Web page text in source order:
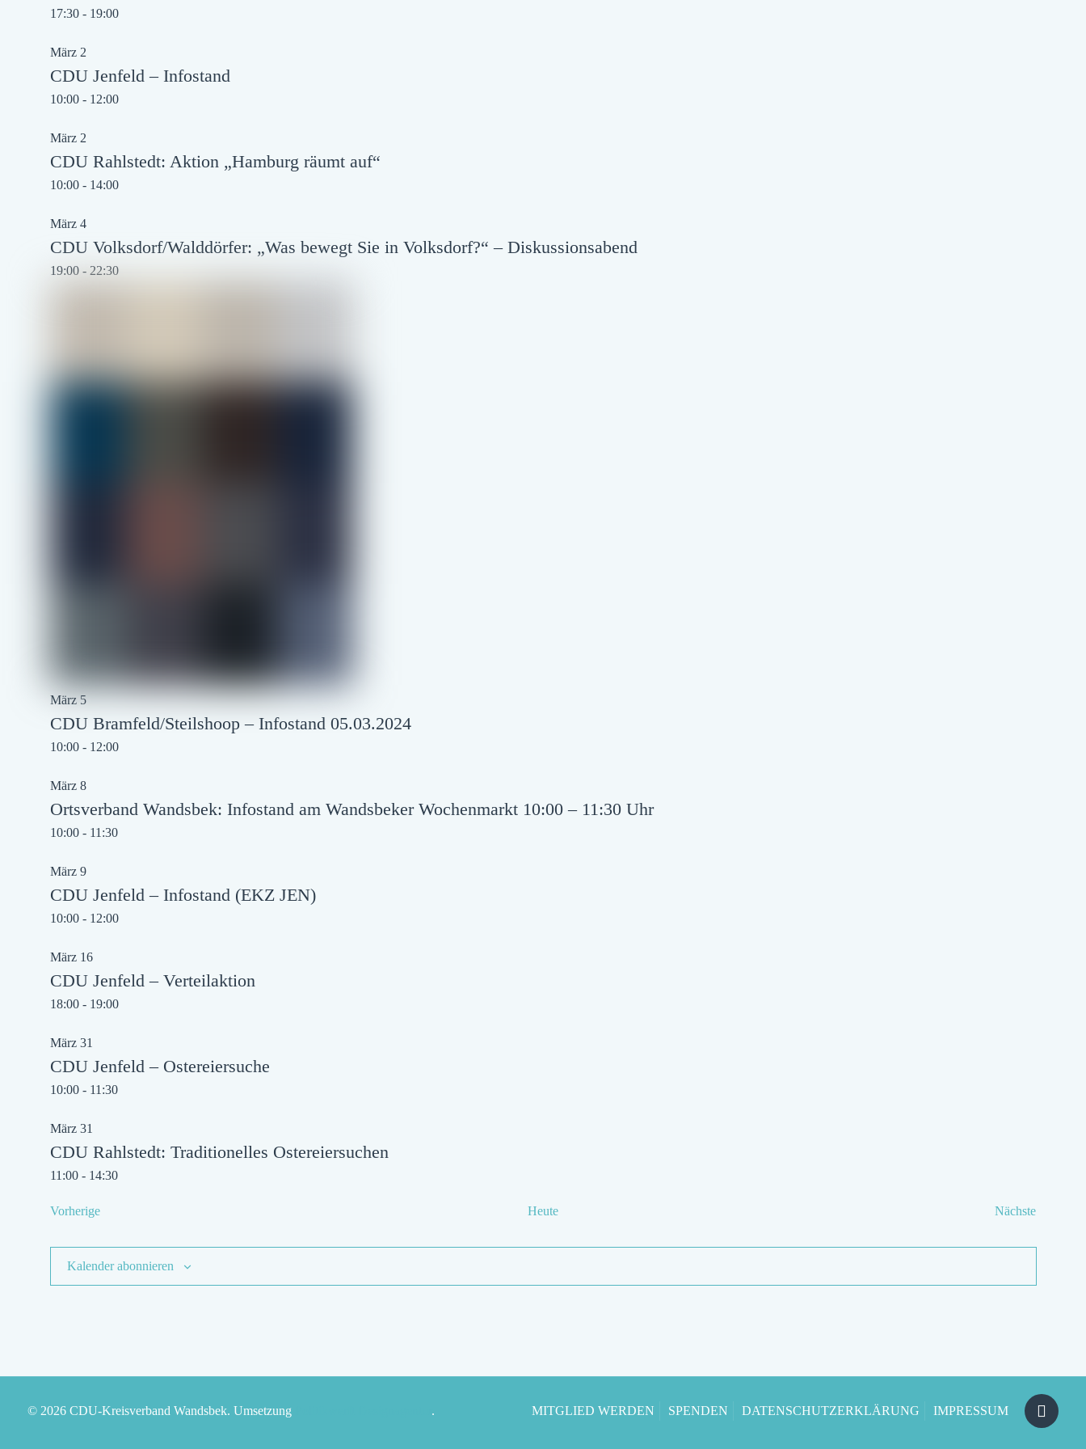
17:30 - 19:00
März 2
CDU Jenfeld – Infostand
10:00 - 12:00
März 2
CDU Rahlstedt: Aktion „Hamburg räumt auf“
10:00 - 14:00
März 4
CDU Volksdorf/Walddörfer: „Was bewegt Sie in Volksdorf?“ – Diskussionsabend
19:00 - 22:30
März 5
CDU Bramfeld/Steilshoop – Infostand 05.03.2024
10:00 - 12:00
März 8
Ortsverband Wandsbek: Infostand am Wandsbeker Wochenmarkt 10:00 – 11:30 Uhr
10:00 - 11:30
März 9
CDU Jenfeld – Infostand (EKZ JEN)
10:00 - 12:00
März 16
CDU Jenfeld – Verteilaktion
18:00 - 19:00
März 31
CDU Jenfeld – Ostereiersuche
10:00 - 11:30
März 31
CDU Rahlstedt: Traditionelles Ostereiersuchen
11:00 - 14:30
VorherigeVeranstaltungen Heute Nächste
Kalender abonnieren
© 2026 CDU-Kreisverband Wandsbek. Umsetzung . MITGLIED WERDEN SPENDEN DATENSCHUTZERKLÄRUNG IMPRESSUM